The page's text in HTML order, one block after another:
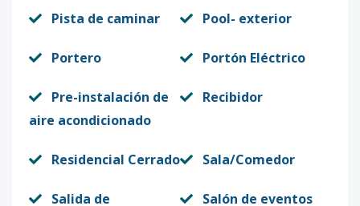
Pista de caminar Pool- exterior
Portero Portón Eléctrico
Pre-instalación de
aire acondicionado
Recibidor
Residencial Cerrado Sala/Comedor
Salida de
Salón de eventos